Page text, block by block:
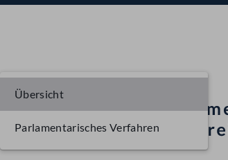
Übersicht
Parlamentarisches Verfahren